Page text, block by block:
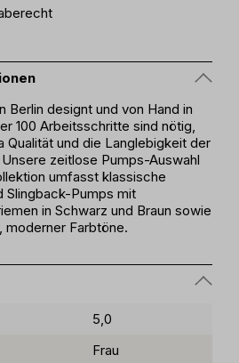
Berlin designt und von Hand in
100 Arbeitsschritte sind nötig,
Qualität und die Langlebigkeit der
zeitlose Pumps-Auswahl
umfasst klassische
Slingback-Pumps mit
in Schwarz und Braun sowie
moderner Farbtöne.
5,0
Frau